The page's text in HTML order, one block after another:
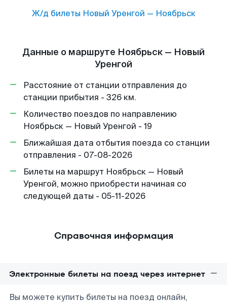
Ж/д билеты Новый Уренгой — Ноябрьск
Данные о маршруте Ноябрьск — Новый
Уренгой
Расстояние от станции отправления до
станции прибытия - 326 км.
Количество поездов по направлению
Ноябрьск — Новый Уренгой - 19
Ближайшая дата отбытия поезда со станции
отправления - 07-08-2026
Билеты на маршрут Ноябрьск — Новый
Уренгой, можно приобрести начиная со
следующей даты - 05-11-2026
Справочная информация
Электронные билеты на поезд через интернет
Вы можете купить билеты на поезд онлайн,